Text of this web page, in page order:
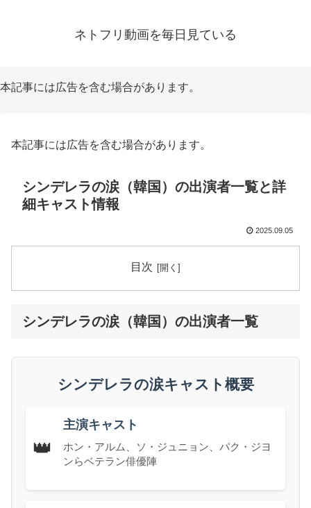
ネトフリ動画を毎日見ている
本記事には広告を含む場合があります。
本記事には広告を含む場合があります。
シンデレラの涙（韓国）の出演者一覧と詳
細キャスト情報
2025.09.05
目次
シンデレラの涙（韓国）の出演者一覧
シンデレラの涙キャスト概要
👑
主演キャスト
ホン・アルム、ソ・ジュニョン、パク・ジヨ
ンらベテラン俳優陣